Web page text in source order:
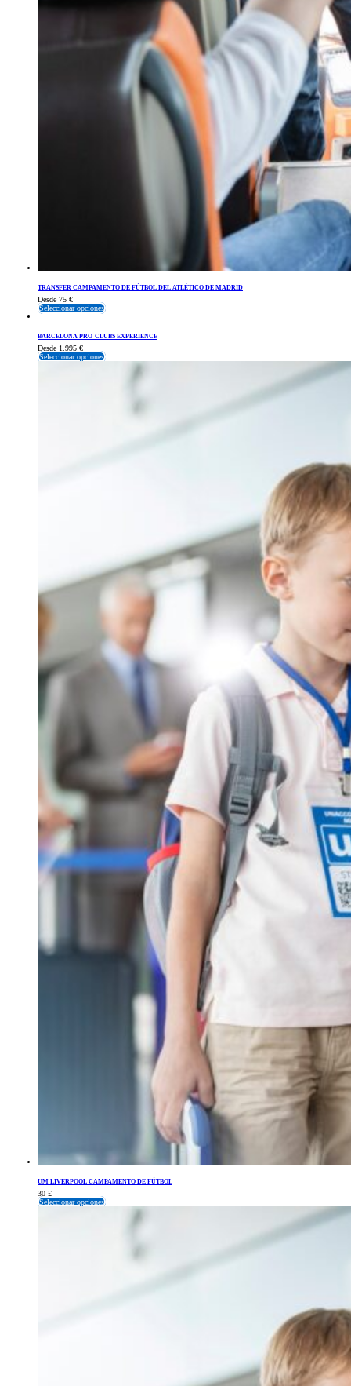
TRANSFER CAMPAMENTO DE FÚTBOL DEL ATLÉTICO DE MADRID
Desde 75 €
Seleccionar opciones
BARCELONA PRO-CLUBS EXPERIENCE
Desde 1.995 €
Seleccionar opciones
UM LIVERPOOL CAMPAMENTO DE FÚTBOL
30 £
Seleccionar opciones